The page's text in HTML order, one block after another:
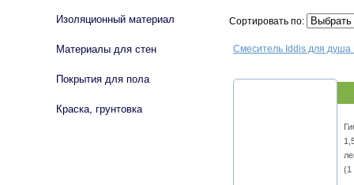
Сортировать по:
Смеситель Iddis для душа
(1
Изоляционный материал
Материалы для стен
Покрытия для пола
Краска, грунтовка